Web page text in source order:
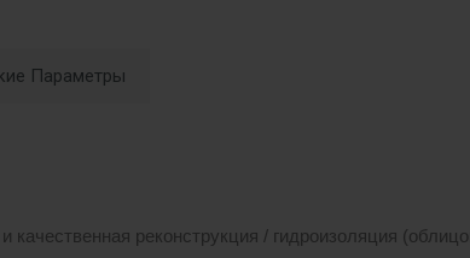
Параметры
качественная реконструкция / гидроизоляция